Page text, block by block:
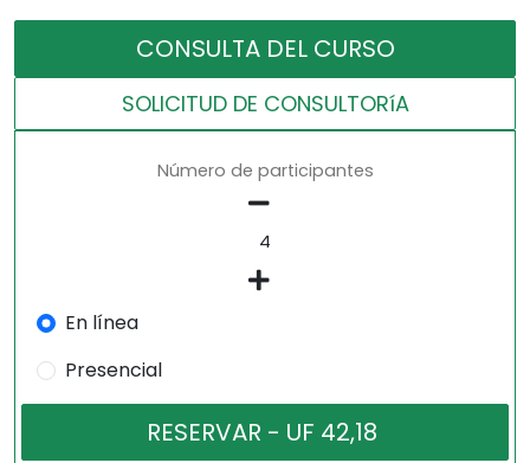
CONSULTA DEL CURSO
SOLICITUD DE CONSULTORíA
Número de participantes
En línea
Presencial